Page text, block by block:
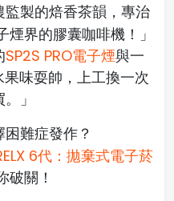
監製的焙香茶韻，專治
界的膠囊咖啡機！」
SP2S PRO電子煙與一
味耍帥，上工換一次
」
困難症發作？
6代：拋棄式電子菸
破關！